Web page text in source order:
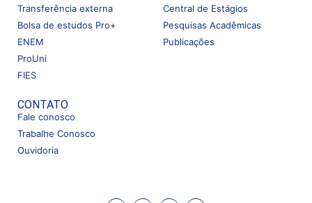
Transferência externa
Bolsa de estudos Pro+
ENEM
ProUni
FIES
Central de Estágios
Pesquisas Acadêmicas
Publicações
CONTATO
Fale conosco
Trabalhe Conosco
Ouvidoria